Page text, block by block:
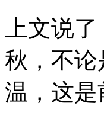
上文说
秋，不
温，这